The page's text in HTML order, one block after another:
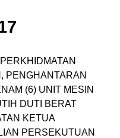
PENGHANTARAN
(6) UNIT MESIN
DUTI BERAT
KETUA
PERSEKUTUAN